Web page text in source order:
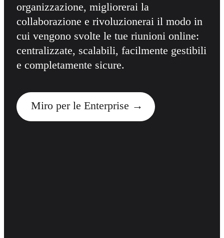
organizzazione, migliorerai la
collaborazione e rivoluzionerai il modo in
cui vengono svolte le tue riunioni online:
centralizzate, scalabili, facilmente gestibili
e completamente sicure.
Miro per le Enterprise